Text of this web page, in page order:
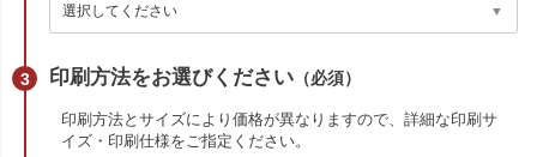
印刷方法をお選びください （必須）
印刷方法とサイズにより価格が異なりますので、詳細な印刷サ
イズ・印刷仕様をご指定ください。